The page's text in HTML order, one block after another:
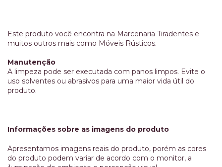
Este produto você encontra na Marcenaria Tiradentes e
muitos outros mais como Móveis Rústicos.
Manutenção
A limpeza pode ser executada com panos limpos. Evite o
uso solventes ou abrasivos para uma maior vida útil do
produto.
Informações sobre as imagens do produto
Apresentamos imagens reais do produto, porém as cores
do produto podem variar de acordo com o monitor, a